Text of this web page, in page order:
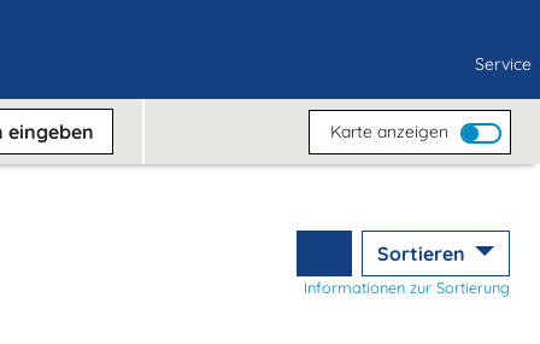
Service
eingeben Karte anzeigen
Sortieren
Informationen zur Sortierung